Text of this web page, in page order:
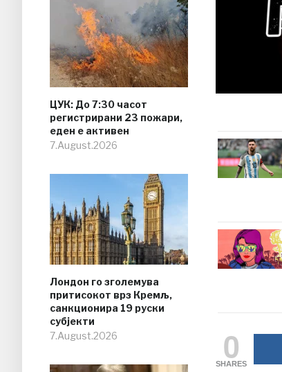
ЦУК: До 7:30 часот
регистрирани 23 пожари,
еден е активен
7.August.2026
Лондон го зголемува
притисокот врз Кремљ,
санкционира 19 руски
субјекти
7.August.2026
0
SHARES